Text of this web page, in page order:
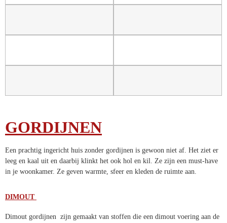
GORDIJNEN
Een prachtig ingericht huis zonder gordijnen is gewoon niet af. Het ziet er
leeg en kaal uit en daarbij klinkt het ook hol en kil. Ze zijn een must-have
in je woonkamer. Ze geven warmte, sfeer en kleden de ruimte aan.
DIMOUT
Dimout gordijnen zijn gemaakt van stoffen die een dimout voering aan de